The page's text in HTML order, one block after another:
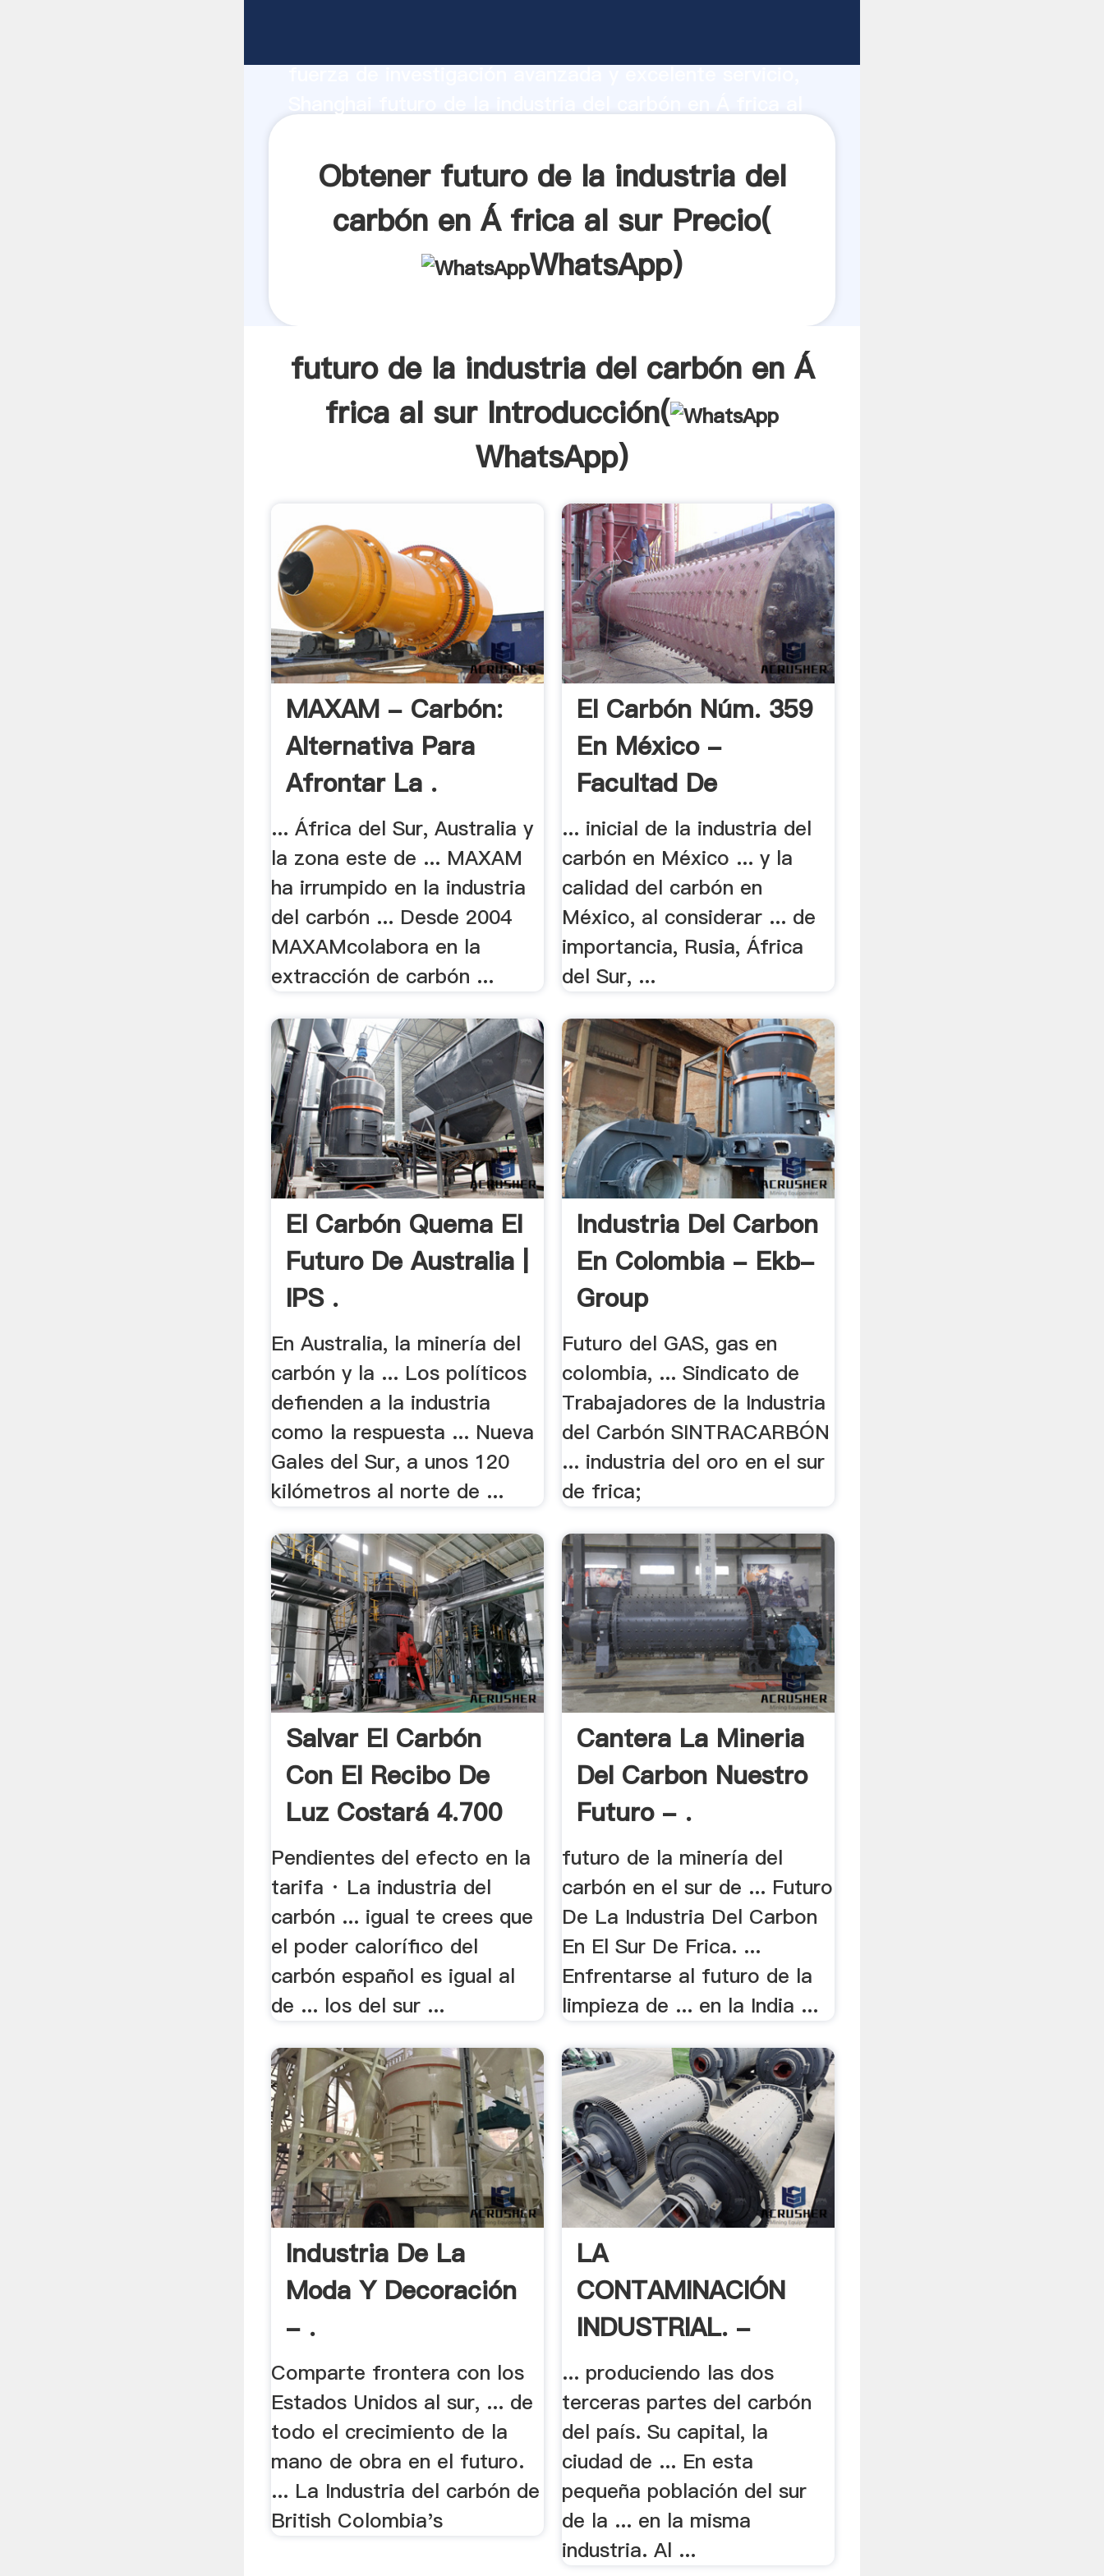
clientes.
Obtener futuro de la industria del
carbón en Á frica al sur Precio(
WhatsApp)
futuro de la industria del carbón en Á
frica al sur Introducción(
WhatsApp)
MAXAM - Carbón:
Alternativa Para
Afrontar La .
... África del Sur, Australia y
la zona este de ... MAXAM
ha irrumpido en la industria
del carbón ... Desde 2004
MAXAMcolabora en la
extracción de carbón ...
El Carbón Núm. 359
En México -
Facultad De
Economía
... inicial de la industria del
carbón en México ... y la
calidad del carbón en
México, al considerar ... de
importancia, Rusia, África
del Sur, ...
El Carbón Quema El
Futuro De Australia |
IPS .
En Australia, la minería del
carbón y la ... Los políticos
defienden a la industria
como la respuesta ... Nueva
Gales del Sur, a unos 120
kilómetros al norte de ...
Industria Del Carbon
En Colombia - Ekb-
Group
Futuro del GAS, gas en
colombia, ... Sindicato de
Trabajadores de la Industria
del Carbón SINTRACARBÓN
... industria del oro en el sur
de frica;
Salvar El Carbón
Con El Recibo De
Luz Costará 4.700
...
Pendientes del efecto en la
tarifa · La industria del
carbón ... igual te crees que
el poder calorífico del
carbón español es igual al
de ... los del sur ...
Cantera La Mineria
Del Carbon Nuestro
Futuro - .
futuro de la minería del
carbón en el sur de ... Futuro
De La Industria Del Carbon
En El Sur De Frica. ...
Enfrentarse al futuro de la
limpieza de ... en la India ...
Industria De La
Moda Y Decoración
- .
Comparte frontera con los
Estados Unidos al sur, ... de
todo el crecimiento de la
mano de obra en el futuro.
... La Industria del carbón de
British Colombia's
LA
CONTAMINACIÓN
INDUSTRIAL. -
Protección .
... produciendo las dos
terceras partes del carbón
del país. Su capital, la
ciudad de ... En esta
pequeña población del sur
de la ... en la misma
industria. Al ...